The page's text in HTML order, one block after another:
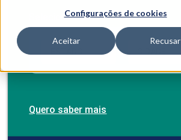
Configurações de cookies
Aceitar Recusar
Selecione o polo
Quero saber mais